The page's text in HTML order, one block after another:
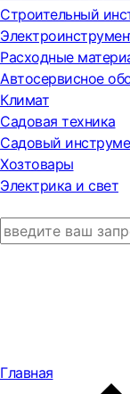
Строительный
Расходные
Автосервисное
Климат
Садовая техника
Садовый
Хозтовары
Электрика и свет
Главная